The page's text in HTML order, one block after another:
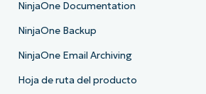
NinjaOne Documentation
NinjaOne Backup
NinjaOne Email Archiving
Hoja de ruta del producto